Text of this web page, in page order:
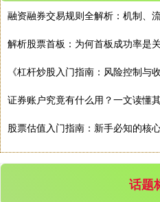
融资融券交易规则全解析：机制、
解析股票首板：为何首板成功率是
《杠杆炒股入门指南：风险控制与
证券账户究竟有什么用？一文读懂
股票估值入门指南：新手必知的核
话题